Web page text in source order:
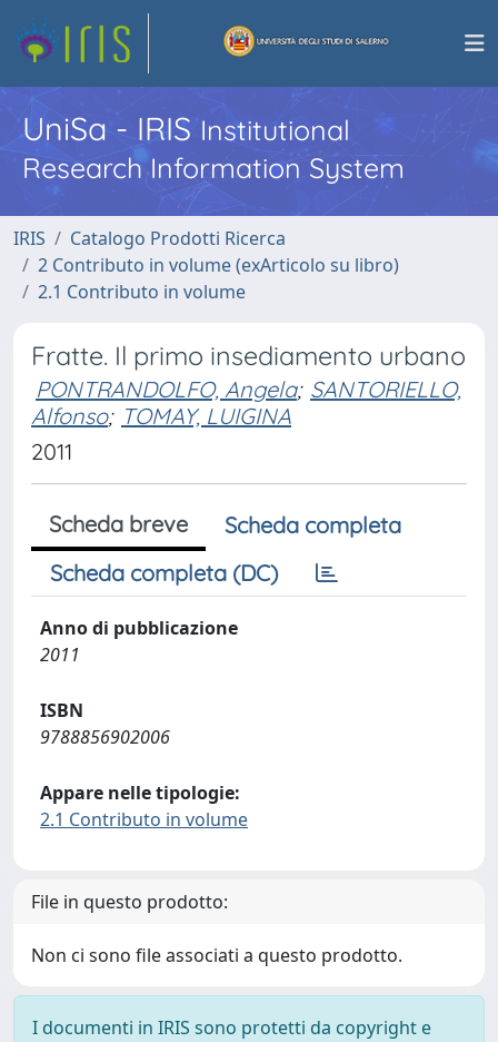
UniSa - IRISInstitutional
Research Information System
IRIS
Catalogo Prodotti Ricerca
2 Contributo in volume (exArticolo su libro)
2.1 Contributo in volume
Fratte. Il primo insediamento urbano
PONTRANDOLFO, Angela; SANTORIELLO,
Alfonso; TOMAY, LUIGINA
2011
Scheda breve
Scheda completa
Scheda completa (DC)
Anno di pubblicazione
2011
ISBN
9788856902006
Appare nelle tipologie:
2.1 Contributo in volume
File in questo prodotto:
Non ci sono file associati a questo prodotto.
I documenti in IRIS sono protetti da copyright e